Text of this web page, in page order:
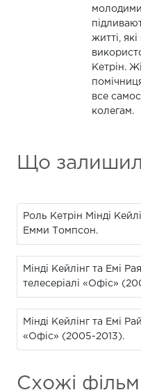
житті,
Кетрін.
все
колегам.
Що
Роль Кетрін Мінді
Емми Томпсон.
Мінді Кейлінг та Емі
телесеріалі «Офіс»
Мінді Кейлінг та Емі
«Офіс» (2005-2013).
Схожі